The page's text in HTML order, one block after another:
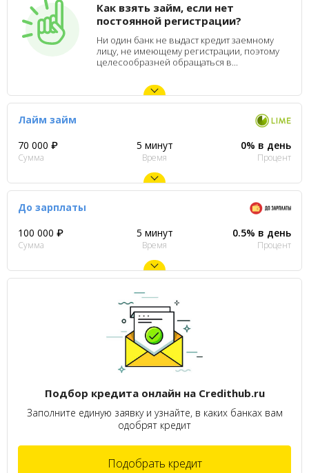
Как взять займ, если нет
постоянной регистрации?
Ни один банк не выдаст кредит заемному
лицу, не имеющему регистрации, поэтому
целесообразней обращаться в...
Лайм займ
70 000 ₽
Сумма
5 минут
Время
0% в день
Процент
До зарплаты
100 000 ₽
Сумма
5 минут
Время
0.5% в день
Процент
Подбор кредита онлайн на Credithub.ru
Заполните единую заявку и узнайте, в каких банках вам
одобрят кредит
Подобрать кредит